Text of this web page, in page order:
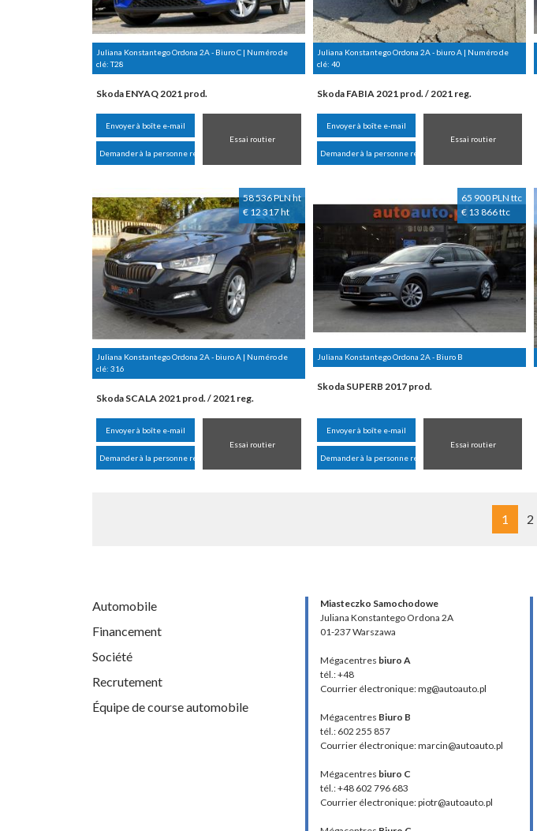
Juliana Konstantego Ordona 2A - Biuro C | Numéro de
clé:T28
Skoda ENYAQ 2021 prod.
Envoyer à boîte e-mail
Demander à la personne responsable
Essai routier
Juliana Konstantego Ordona 2A - biuro A | Numéro de
clé: 40
Skoda FABIA 2021 prod. / 2021 reg.
Envoyer à boîte e-mail
Demander à la personne responsable
Essai routier
58 536 PLN ht
€ 12 317 ht
Juliana Konstantego Ordona 2A - biuro A | Numéro de
clé: 316
Skoda SCALA 2021 prod. / 2021 reg.
Envoyer à boîte e-mail
Demander à la personne responsable
Essai routier
65 900 PLN ttc
€ 13 866 ttc
Juliana Konstantego Ordona 2A - Biuro B
Skoda SUPERB 2017 prod.
Envoyer à boîte e-mail
Demander à la personne responsable
Essai routier
1 2
Automobile
Financement
Société
Recrutement
Équipe de course automobile
Miasteczko Samochodowe
Juliana Konstantego Ordona 2A
01-237 Warszawa
Mégacentres biuro A
tél.: +48
Courrier électronique: mg@autoauto.pl
Mégacentres Biuro B
tél.: 602 255 857
Courrier électronique: marcin@autoauto.pl
Mégacentres biuro C
tél.: +48 602 796 683
Courrier électronique: piotr@autoauto.pl